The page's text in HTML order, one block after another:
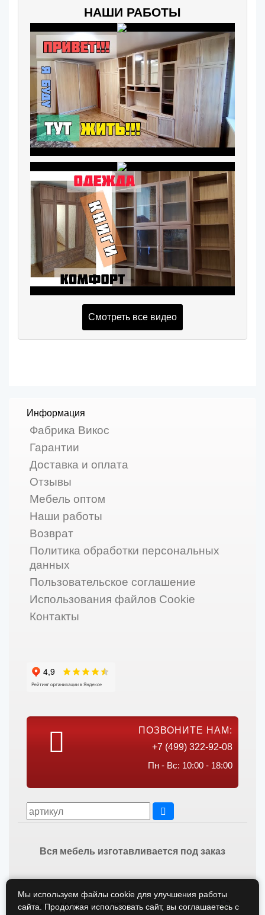
НАШИ РАБОТЫ
Смотреть все видео
Информация
Фабрика Викос
Гарантии
Доставка и оплата
Отзывы
Мебель оптом
Наши работы
Возврат
Политика обработки персональных
данных
Пользовательское соглашение
Использования файлов Cookie
Контакты
ПОЗВОНИТЕ НАМ:
+7 (499) 322-92-08
Пн - Вс: 10:00 - 18:00
Вся мебель изготавливается под заказ
Викос Мебель © 2026
Мы используем файлы cookie для улучшения работы
сайта. Продолжая использовать сайт, вы соглашаетесь с